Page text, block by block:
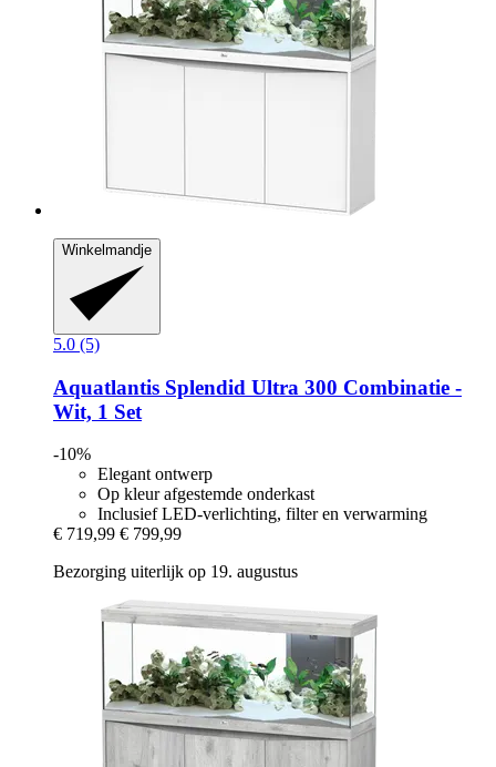
Winkelmandje
5.0 (5)
Aquatlantis Splendid Ultra 300 Combinatie -​
Wit, 1 Set
-10%
Elegant ontwerp
Op kleur afgestemde onderkast
Inclusief LED-verlichting, filter en verwarming
€ 719,99 € 799,99
Bezorging uiterlijk op 19. augustus